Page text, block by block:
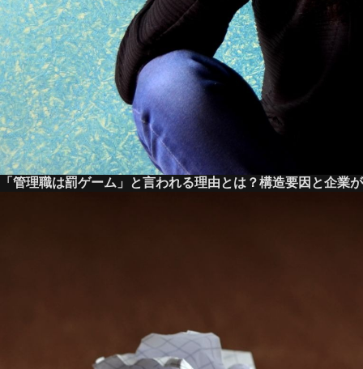
「管理職は罰ゲーム」と言われる理由とは？構造要因と企業